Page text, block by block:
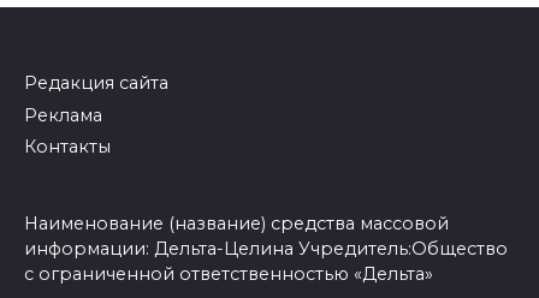
Редакция сайта
Реклама
Контакты
Наименование (название) средства массовой
информации: Дельта-Целина Учредитель:Общество
с ограниченной ответственностью «Дельта»